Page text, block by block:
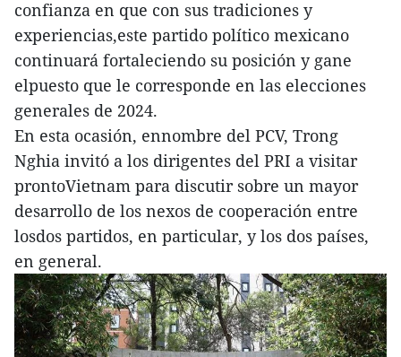
confianza en que con sus tradiciones y
experiencias,este partido político mexicano
continuará fortaleciendo su posición y gane
elpuesto que le corresponde en las elecciones
generales de 2024.
En esta ocasión, ennombre del PCV, Trong
Nghia invitó a los dirigentes del PRI a visitar
prontoVietnam para discutir sobre un mayor
desarrollo de los nexos de cooperación entre
losdos partidos, en particular, y los dos países,
en general.